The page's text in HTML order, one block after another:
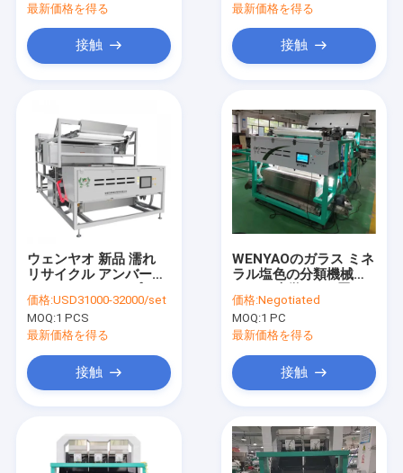
最新価格を得る
接触
最新価格を得る
接触
ウェンヤオ 新品 濡れ
リサイクル アンバーガ
イン ガラス カレット
カラー タイプ ライン
割れたガラス
価格:USD31000-32000/set
MOQ:1 PCS
最新価格を得る
接触
WENYAOのガラス ミネ
ラル塩色の分類機械
価格:Negotiated
MOQ:1 PC
最新価格を得る
接触